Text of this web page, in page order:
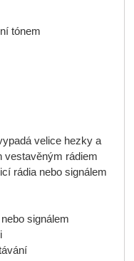
tónem
velice hezky a
rádiem
rádia nebo signálem
signálem